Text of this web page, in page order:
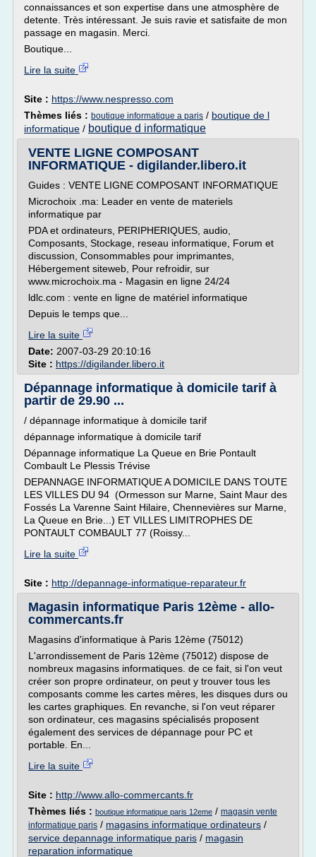
connaissances et son expertise dans une atmosphère de
detente. Très intéressant. Je suis ravie et satisfaite de mon
passage en magasin. Merci.
Boutique...
Lire la suite
Site : https://www.nespresso.com
Thèmes liés : boutique informatique a paris / boutique de l
informatique / boutique d informatique
VENTE LIGNE COMPOSANT
INFORMATIQUE - digilander.libero.it
Guides : VENTE LIGNE COMPOSANT INFORMATIQUE
Microchoix .ma: Leader en vente de materiels
informatique par
PDA et ordinateurs, PERIPHERIQUES, audio,
Composants, Stockage, reseau informatique, Forum et
discussion, Consommables pour imprimantes,
Hébergement siteweb, Pour refroidir, sur
www.microchoix.ma - Magasin en ligne 24/24
ldlc.com : vente en ligne de matériel informatique
Depuis le temps que...
Lire la suite
Date: 2007-03-29 20:10:16
Site : https://digilander.libero.it
Dépannage informatique à domicile tarif à
partir de 29.90 ...
/ dépannage informatique à domicile tarif
dépannage informatique à domicile tarif
Dépannage informatique La Queue en Brie Pontault
Combault Le Plessis Trévise
DEPANNAGE INFORMATIQUE A DOMICILE DANS TOUTE
LES VILLES DU 94 (Ormesson sur Marne, Saint Maur des
Fossés La Varenne Saint Hilaire, Chennevières sur Marne,
La Queue en Brie...) ET VILLES LIMITROPHES DE
PONTAULT COMBAULT 77 (Roissy...
Lire la suite
Site : http://depannage-informatique-reparateur.fr
Magasin informatique Paris 12ème - allo-
commercants.fr
Magasins d'informatique à Paris 12ème (75012)
L'arrondissement de Paris 12ème (75012) dispose de
nombreux magasins informatiques. de ce fait, si l'on veut
créer son propre ordinateur, on peut y trouver tous les
composants comme les cartes mères, les disques durs ou
les cartes graphiques. En revanche, si l'on veut réparer
son ordinateur, ces magasins spécialisés proposent
également des services de dépannage pour PC et
portable. En...
Lire la suite
Site : http://www.allo-commercants.fr
Thèmes liés : boutique informatique paris 12eme / magasin vente
informatique paris / magasins informatique ordinateurs /
service depannage informatique paris / magasin
reparation informatique